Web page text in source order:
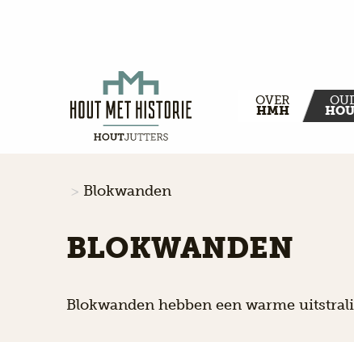
OVER
HMH
Blokwanden
BLOKWANDEN
Blokwanden hebben een warme